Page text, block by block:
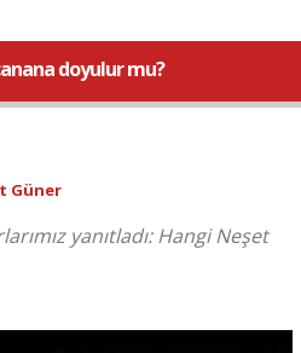
doyulur mu?
Güner
yanıtladı: Hangi Neşet